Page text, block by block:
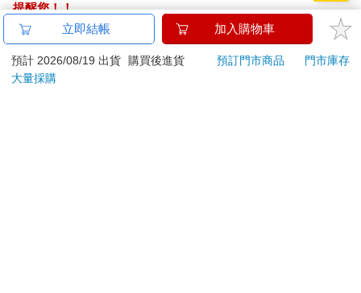
提醒您！！
金石堂及銀行均不會請您操作ATM! 如接獲電話要求您前往
ATM提款機，請不要聽從指示，以免受騙上當！
退換貨須知：
立即結帳 加入購物車
預計 2026/08/19 出貨 購買後進貨 預訂門市商品
門市庫存
大量採購